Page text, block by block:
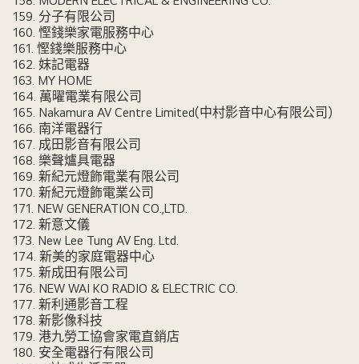
159. 分子有限公司
160. 慳錢樂家電服務中心
161. 慳錢樂服務中心
162. 妹記電器
163. MY HOME
164. 萬曜電業有限公司
165. Nakamura AV Centre Limited(中村影音中心有限公司)
166. 南洋電器行
167. 成田影音有限公司
168. 樂聲爐具電器
169. 新紀元燈飾電業有限公司
170. 新紀元燈飾電業公司
171. NEW GENERATION CO.,LTD.
172. 新意文儀
173. New Lee Tung AV Eng. Ltd.
174. 新美的家庭電器中心
175. 新成田有限公司
176. NEW WAI KO RADIO & ELECTRIC CO.
177. 新利通影音工程
178. 新影像科技
179. 港九勞工協會家電直銷店
180. 安全電器行有限公司